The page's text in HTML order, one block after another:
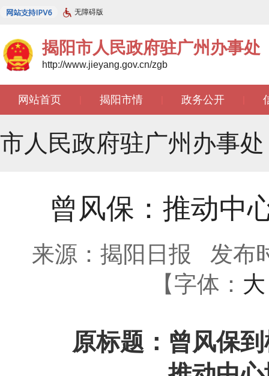
无障碍版
揭阳市人民政府驻广州办事处
http://www.jieyang.gov.cn/zgb
网站首页 揭阳市情 政务公开
文苑天地
市人民政府驻广州办事处
曾风保：推动中
来源：揭阳日报
发布
【字体： 大
原标题：曾风保到